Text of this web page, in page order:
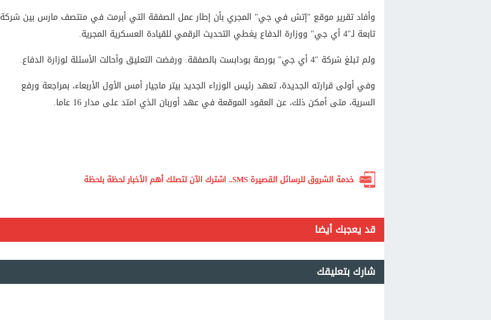
وأفاد تقرير موقع "إتش في جي" المجري بأن إطار عمل الصفقة التي أبرمت في منتصف مارس بين شركة
تابعة لـ"4 أي جي" ووزارة الدفاع يغطي التحديث الرقمي للقيادة العسكرية المجرية.
ولم تبلغ شركة "4 أي جي" بورصة بودابست بالصفقة. ورفضت التعليق وأحالت الأسئلة لوزارة الدفاع.
وفي أولى قرارته الجديدة، تعهد رئيس الوزراء الجديد بيتر ماجيار أمس الأول الأربعاء، بمراجعة ورفع
السرية، متى أمكن ذلك، عن العقود الموقعة في عهد أوربان الذي امتد على مدار 16 عاما.
خدمة الشروق للرسائل القصيرة SMS.. اشترك الآن لتصلك أهم الأخبار لحظة بلحظة
قد يعجبك أيضا
شارك بتعليقك